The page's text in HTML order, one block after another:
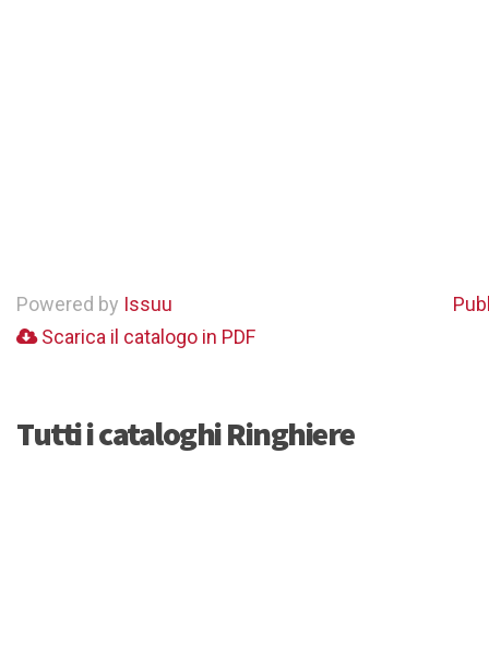
Powered by Issuu
Scarica il catalogo in PDF
Tutti i cataloghi Ringhiere